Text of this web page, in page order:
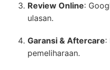
Review Online:
ulasan.
Garansi & Aftercare:
pemeliharaan.